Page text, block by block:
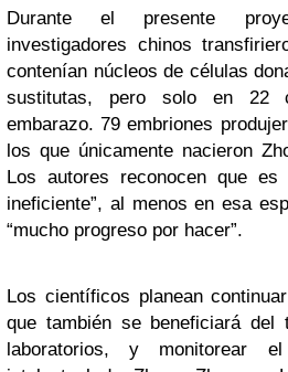
Durante el presente
investigadores chinos
contenían núcleos de células
sustitutas, pero solo en 22
embarazo. 79 embriones
los que únicamente nacieron
Los autores reconocen que es
ineficiente”, al menos en esa
“mucho progreso por hacer”.
Los científicos planean
que también se beneficiará del
laboratorios, y monitorear